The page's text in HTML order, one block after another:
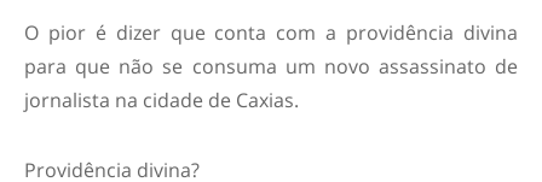
O pior é dizer que conta com a providência divina
para que não se consuma um novo assassinato de
jornalista na cidade de Caxias.
Providência divina?